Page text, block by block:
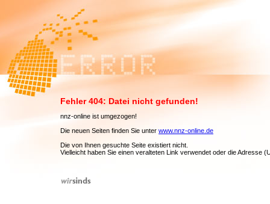
Fehler 404: Datei nicht gefunden!
nnz-online ist umgezogen!
Die neuen Seiten finden Sie unter www.nnz-online.de
Die von Ihnen gesuchte Seite existiert nicht.
Vielleicht haben Sie einen veralteten Link verwendet oder die Adresse